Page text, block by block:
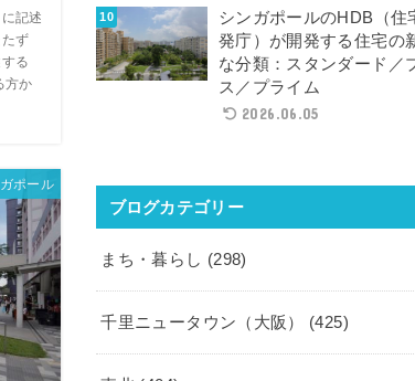
記述
ず
る
方か
ポール
シンガポールのHDB（住
発庁）が開発する住宅の
な分類：スタンダード／
ス／プライム
2026.06.05
ブログカテゴリー
まち・暮らし (298)
千里ニュータウン（大阪） (425)